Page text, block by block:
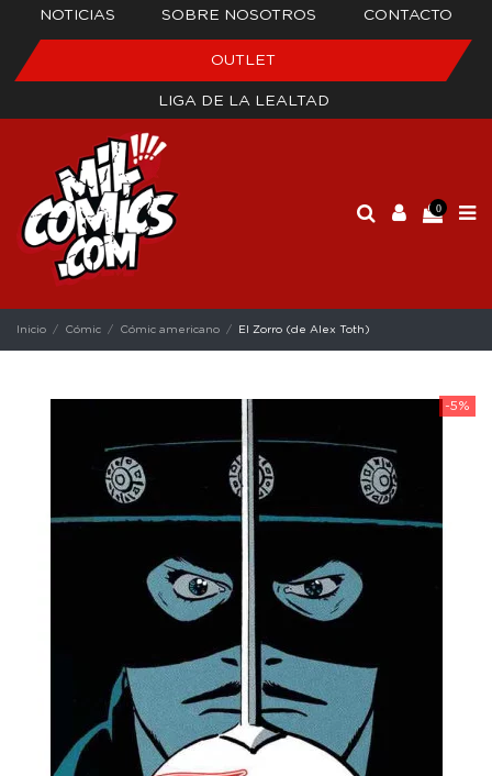
NOTICIAS SOBRE NOSOTROS CONTACTO
OUTLET
LIGA DE LA LEALTAD
0
Inicio Cómic Cómic americano El Zorro (de Alex Toth)
-5%